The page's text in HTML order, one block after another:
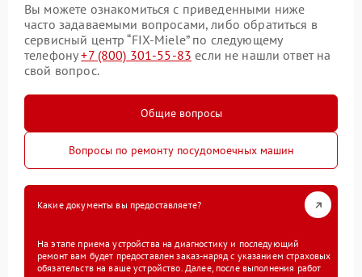
Вы можете ознакомиться с приведенными ниже
часто задаваемыми вопросами, либо обратиться в
сервисный центр “FIX-Miele” по следующему
телефону+7 (800) 301-55-83 если не нашли ответ на
свой вопрос.
Общие вопросы
Вопросы по ремонту посудомоечных машин
Какие документы вы предоставляете?
На этапе приема устройства на диагностику и последующий
ремонт вам будет предоставлен заказ-наряд с указанием страховых
обязательств на ваше устройство. Далее, после выполнения работ